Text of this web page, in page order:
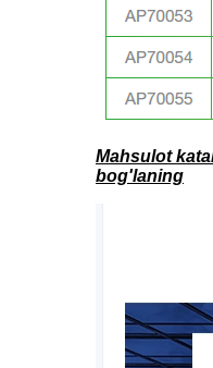
Mahsulot
bog'laning